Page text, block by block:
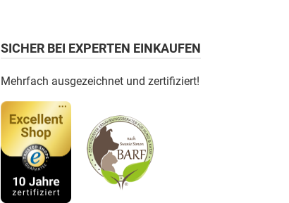
SICHER BEI EXPERTEN EINKAUFEN
Mehrfach ausgezeichnet und zertifiziert!